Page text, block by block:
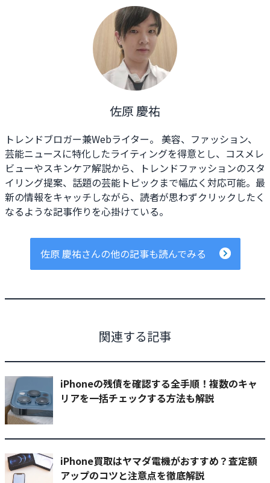
佐原 慶祐
トレンドブロガー兼Webライター。 美容、ファッション、
芸能ニュースに特化したライティングを得意とし、コスメレ
ビューやスキンケア解説から、トレンドファッションのスタ
イリング提案、話題の芸能トピックまで幅広く対応可能。最
新の情報をキャッチしながら、読者が思わずクリックしたく
なるような記事作りを心掛けている。
佐原 慶祐さんの他の記事も読んでみる
関連する記事
iPhoneの残債を確認する全手順！複数のキャ
リアを一括チェックする方法も解説
iPhone買取はヤマダ電機がおすすめ？査定額
アップのコツと注意点を徹底解説